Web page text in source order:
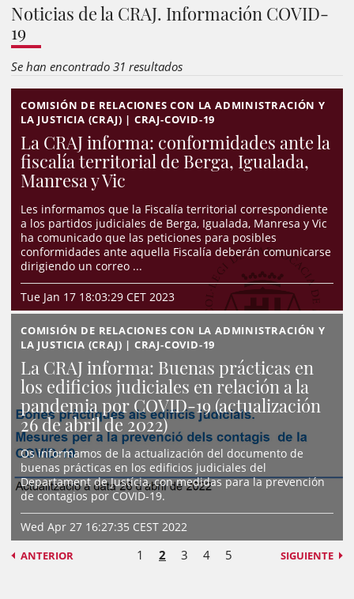
Noticias de la CRAJ. Información COVID-
19
Se han encontrado 31 resultados
COMISIÓN DE RELACIONES CON LA ADMINISTRACIÓN Y
LA JUSTICIA (CRAJ) | CRAJ-COVID-19
La CRAJ informa: conformidades ante la
fiscalía territorial de Berga, Igualada,
Manresa y Vic
Les informamos que la Fiscalía territorial correspondiente
a los partidos judiciales de Berga, Igualada, Manresa y Vic
ha comunicado que las peticiones para posibles
conformidades ante aquella Fiscalía deberán comunicarse
dirigiendo un correo ...
Tue Jan 17 18:03:29 CET 2023
COMISIÓN DE RELACIONES CON LA ADMINISTRACIÓN Y
LA JUSTICIA (CRAJ) | CRAJ-COVID-19
La CRAJ informa: Buenas prácticas en
los edificios judiciales en relación a la
pandemia por COVID-19 (actualización
26 de abril de 2022)
Os informamos de la actualización del documento de
buenas prácticas en los edificios judiciales del
Departament de Justícia, con medidas para la prevención
de contagios por COVID-19.
Wed Apr 27 16:27:35 CEST 2022
ANTERIOR 1 2 3 4 5 SIGUIENTE